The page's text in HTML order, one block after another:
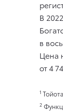
В
в
Цена
от 4
1
2